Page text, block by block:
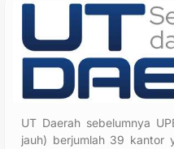
UT Daerah sebelumnya
jauh) berjumlah 39 kantor